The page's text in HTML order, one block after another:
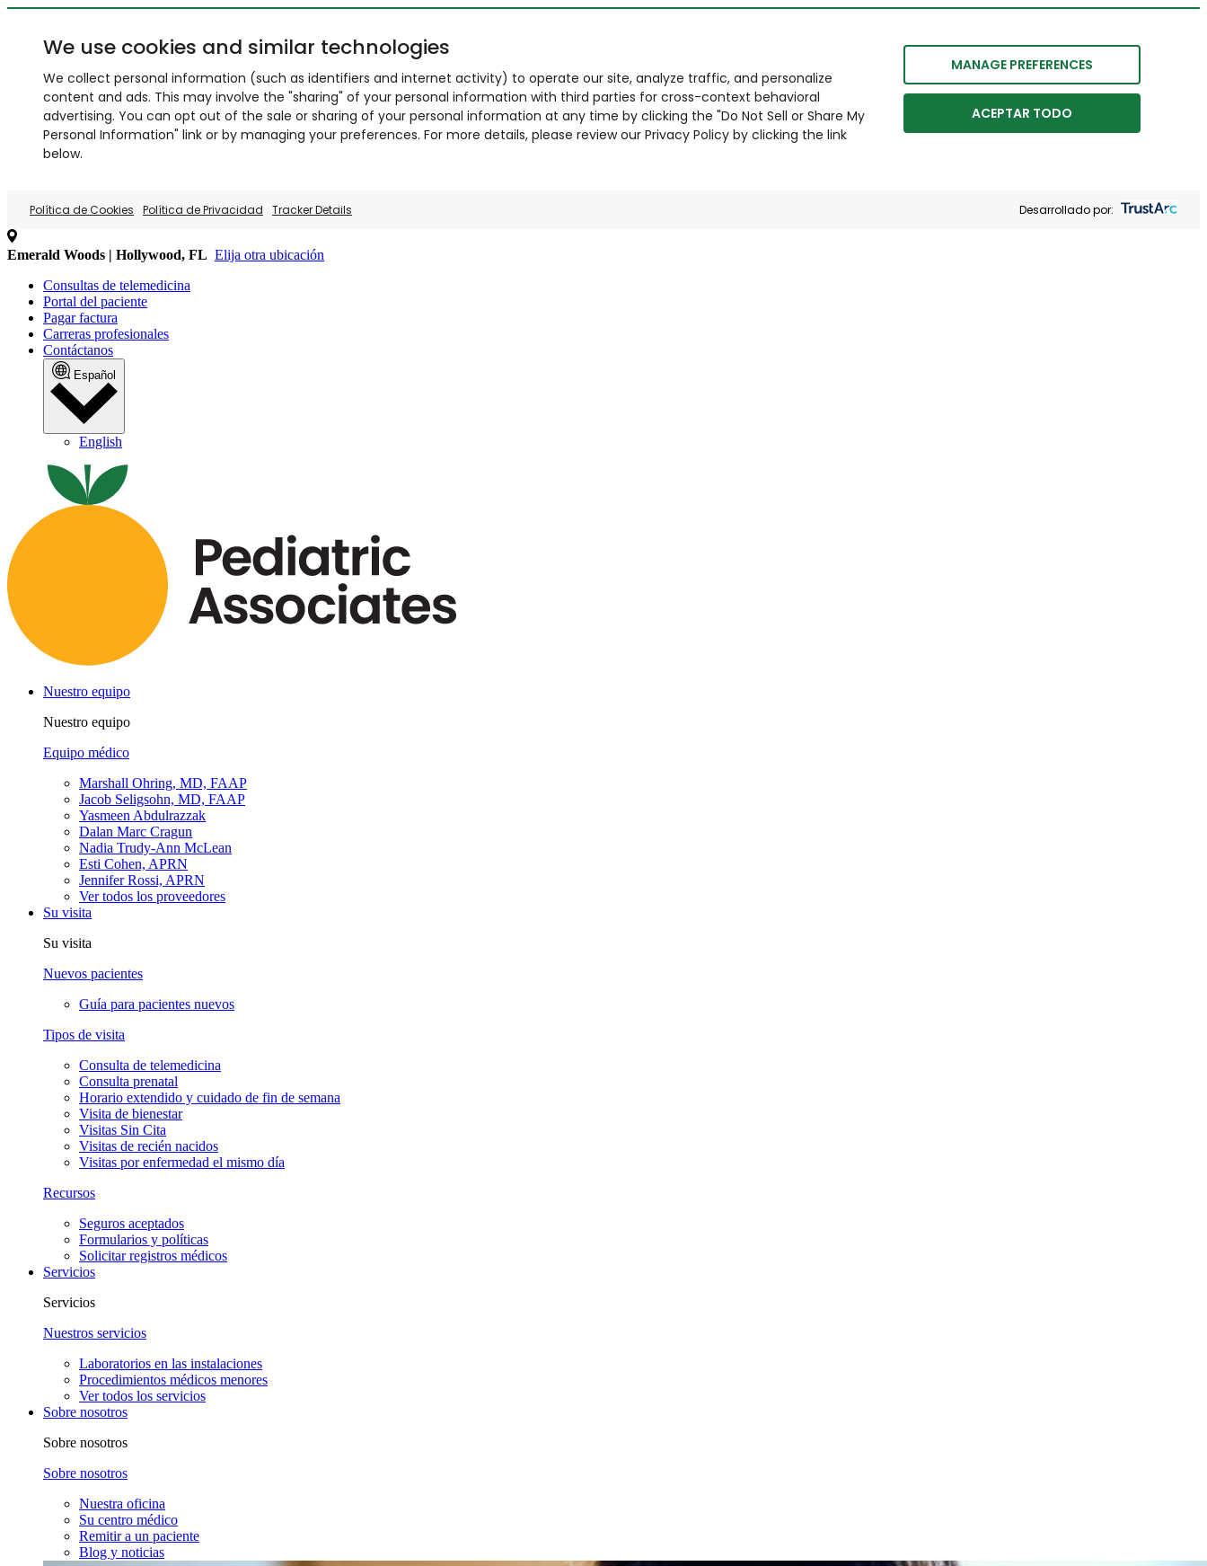
We use cookies and similar technologies
We collect personal information (such as identifiers and internet activity) to operate our site, analyze traffic, and personalize
content and ads. This may involve the "sharing" of your personal information with third parties for cross-context behavioral
advertising. You can opt out of the sale or sharing of your personal information at any time by clicking the "Do Not Sell or Share My
Personal Information" link or by managing your preferences. For more details, please review our Privacy Policy by clicking the link
below.
MANAGE PREFERENCES
ACEPTAR TODO
Política de Cookies Política de Privacidad Tracker Details Desarrollado por:
Emerald Woods | Hollywood, FL Elija otra ubicación
Consultas de telemedicina
Portal del paciente
Pagar factura
Carreras profesionales
Contáctanos
Español
English
Nuestro equipo
Nuestro equipo
Equipo médico
Marshall Ohring, MD, FAAP
Jacob Seligsohn, MD, FAAP
Yasmeen Abdulrazzak
Dalan Marc Cragun
Nadia Trudy-Ann McLean
Esti Cohen, APRN
Jennifer Rossi, APRN
Ver todos los proveedores
Su visita
Su visita
Nuevos pacientes
Guía para pacientes nuevos
Tipos de visita
Consulta de telemedicina
Consulta prenatal
Horario extendido y cuidado de fin de semana
Visita de bienestar
Visitas Sin Cita
Visitas de recién nacidos
Visitas por enfermedad el mismo día
Recursos
Seguros aceptados
Formularios y políticas
Solicitar registros médicos
Servicios
Servicios
Nuestros servicios
Laboratorios en las instalaciones
Procedimientos médicos menores
Ver todos los servicios
Sobre nosotros
Sobre nosotros
Sobre nosotros
Nuestra oficina
Su centro médico
Remitir a un paciente
Blog y noticias